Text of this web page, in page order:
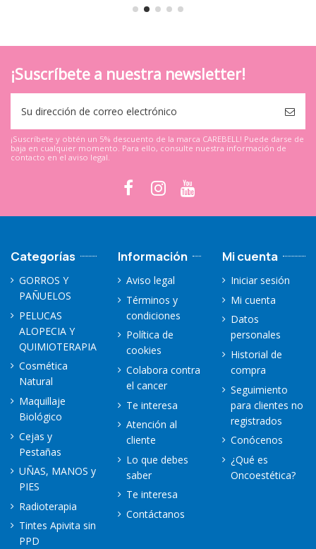
¡Suscríbete a nuestra newsletter!
¡Suscríbete y obtén un 5% descuento de la marca CAREBELL! Puede darse de
baja en cualquier momento. Para ello, consulte nuestra información de
contacto en el aviso legal.
Categorías
GORROS Y
PAÑUELOS
PELUCAS
ALOPECIA Y
QUIMIOTERAPIA
Cosmética
Natural
Maquillaje
Biológico
Cejas y
Pestañas
UÑAS, MANOS y
PIES
Radioterapia
Tintes Apivita sin
PPD
Información
Aviso legal
Términos y
condiciones
Política de
cookies
Colabora contra
el cancer
Te interesa
Atención al
cliente
Lo que debes
saber
Te interesa
Contáctanos
Mi cuenta
Iniciar sesión
Mi cuenta
Datos
personales
Historial de
compra
Seguimiento
para clientes no
registrados
Conócenos
¿Qué es
Oncoestética?